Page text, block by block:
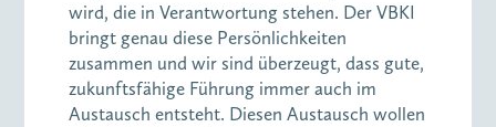
wird, die in Verantwortung stehen. Der VBKI
bringt genau diese Persönlichkeiten
zusammen und wir sind überzeugt, dass gute,
zukunftsfähige Führung immer auch im
Austausch entsteht. Diesen Austausch wollen